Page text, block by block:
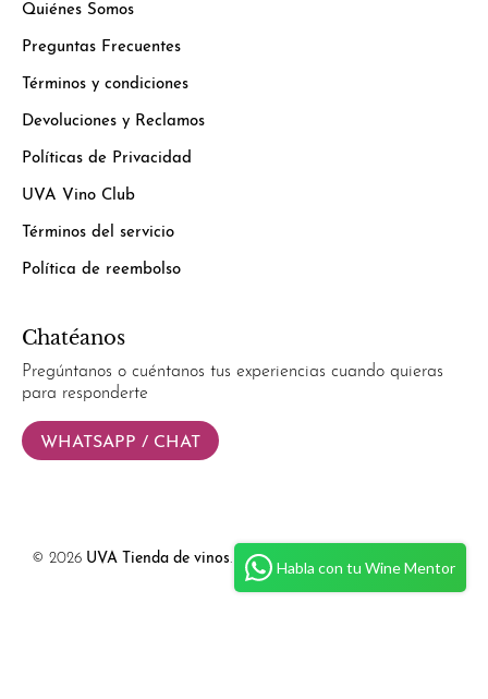
Quiénes Somos
Preguntas Frecuentes
Términos y condiciones
Devoluciones y Reclamos
Políticas de Privacidad
UVA Vino Club
Términos del servicio
Política de reembolso
Chatéanos
Pregúntanos o cuéntanos tus experiencias cuando quieras
para responderte
WHATSAPP / CHAT
© 2026 UVA Tienda de vinos. Powered byHabla con tu Wine Mentor